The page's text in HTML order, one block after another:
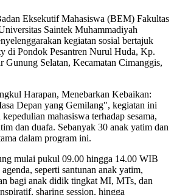
Eksekutif Mahasiswa (BEM) Fakultas
Saintek Muhammadiyah
kegiatan sosial bertajuk
di Pondok Pesantren Nurul Huda, Kp.
Gunung Selatan, Kecamatan Cimanggis,
Harapan, Menebarkan Kebaikan:
Depan yang Gemilang", kegiatan ini
mahasiswa terhadap sesama,
dan duafa. Sebanyak 30 anak yatim dan
dalam program ini.
mulai pukul 09.00 hingga 14.00 WIB
seperti santunan anak yatim,
bagi anak didik tingkat MI, MTs, dan
sharing session, hingga